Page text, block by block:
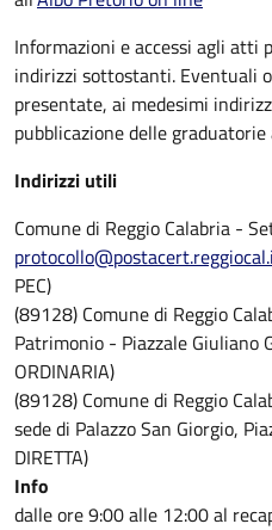
Informazioni e accessi agli atti
indirizzi sottostanti. Eventuali
presentate, ai medesimi
pubblicazione delle
Indirizzi utili
Comune di Reggio Calabria -
PEC)
(89128) Comune di Reggio
Patrimonio - Piazzale Giuliano
ORDINARIA)
(89128) Comune di Reggio
sede di Palazzo San Giorgio,
DIRETTA)
Info
dalle ore 9:00 alle 12:00 al